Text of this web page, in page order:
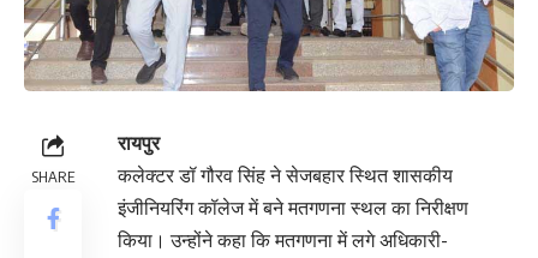
SHARE
रायपुर
कलेक्टर डॉ गौरव सिंह ने सेजबहार स्थित शासकीय
इंजीनियरिंग कॉलेज में बने मतगणना स्थल का निरीक्षण
किया। उन्होंने कहा कि मतगणना में लगे अधिकारी-